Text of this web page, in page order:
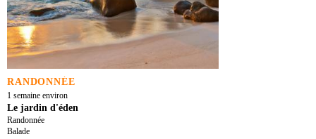
RANDONNÉE
1 semaine environ
Le jardin d'éden
Randonnée
Balade